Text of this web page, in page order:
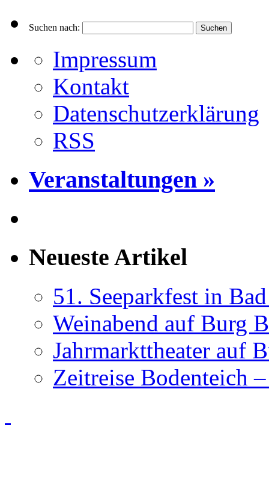
Suchen nach:
Impressum
Kontakt
Datenschutzerklärung
RSS
Veranstaltungen »
Neueste Artikel
51. Seeparkfest in
Weinabend auf Burg
Jahrmarkttheater auf
Zeitreise Bodenteich